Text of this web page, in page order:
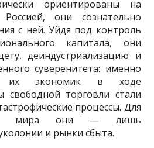
ориентированы на
они сознательно
с ней. Уйдя под контроль
капитала, они
де­индустриализацию и
суверенитета: именно
их экономик в ходе
свободной торговли стали
процессы. Для
мира они — лишь
и рынки сбыта.